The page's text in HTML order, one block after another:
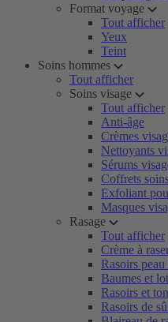
Format voyage
Tout afficher
Yeux
Teint
Soins hommes
Tout afficher
Soins visage
Tout afficher
Anti-âge
Crèmes
Nettoyants
Sérums
Coffrets
Exfoliant
Masques
Rasage
Tout afficher
Crème à
Rasoirs
Baumes et
Rasoirs et
Rasoirs de